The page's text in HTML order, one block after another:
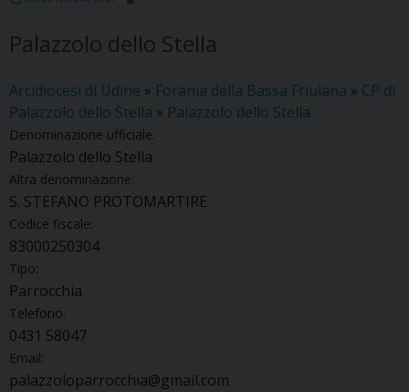
Palazzolo dello Stella
Arcidiocesi di Udine » Forania della Bassa Friulana » CP di
Palazzolo dello Stella » Palazzolo dello Stella
Denominazione ufficiale:
Palazzolo dello Stella
Altra denominazione:
S. STEFANO PROTOMARTIRE
Codice fiscale:
83000250304
Tipo:
Parrocchia
Telefono:
0431 58047
Email:
palazzoloparrocchia@gmail.com